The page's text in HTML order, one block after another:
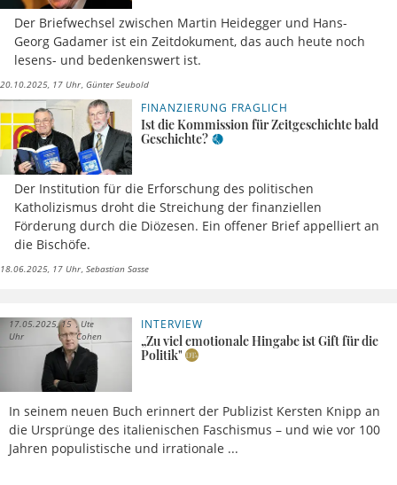
Der Briefwechsel zwischen Martin Heidegger und Hans-
Georg Gadamer ist ein Zeitdokument, das auch heute noch
lesens- und bedenkenswert ist.
20.10.2025, 17 Uhr Günter Seubold
FINANZIERUNG FRAGLICH
Ist die Kommission für Zeitgeschichte bald
Geschichte?
Der Institution für die Erforschung des politischen
Katholizismus droht die Streichung der finanziellen
Förderung durch die Diözesen. Ein offener Brief appelliert an
die Bischöfe.
18.06.2025, 17 Uhr Sebastian Sasse
INTERVIEW
„Zu viel emotionale Hingabe ist Gift für die
Politik"
In seinem neuen Buch erinnert der Publizist Kersten Knipp an
die Ursprünge des italienischen Faschismus – und wie vor 100
Jahren populistische und irrationale ...
17.05.2025, 15
Uhr
Ute
Cohen